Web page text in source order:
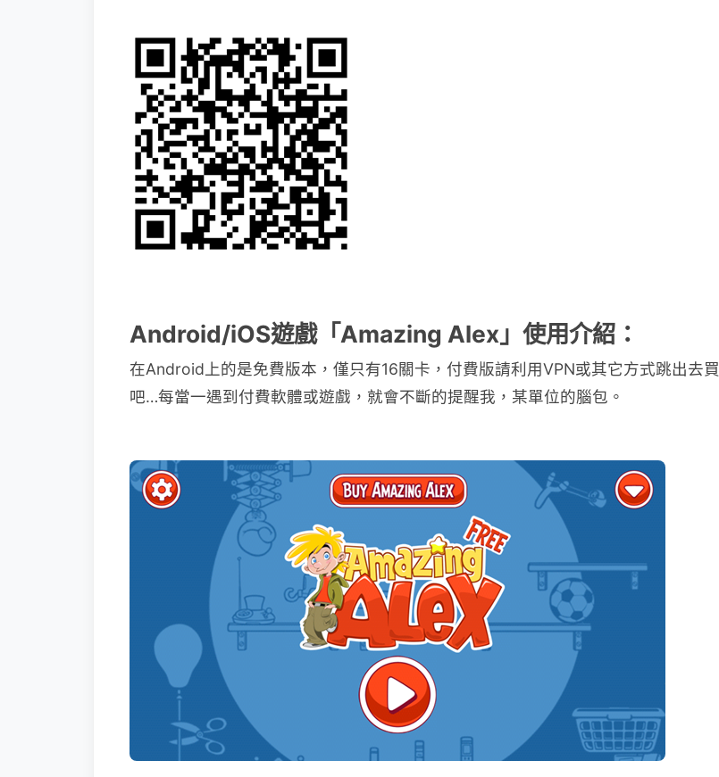
Android/iOS遊戲「Amazing Alex」使用介紹：
在Android上的是免費版本，僅只有16關卡，付費版請利用VPN或其它方式跳出去買
吧…每當一遇到付費軟體或遊戲，就會不斷的提醒我，某單位的腦包。